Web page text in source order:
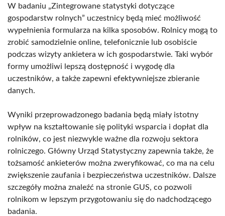
W badaniu „Zintegrowane statystyki dotyczące
gospodarstw rolnych” uczestnicy będą mieć możliwość
wypełnienia formularza na kilka sposobów. Rolnicy mogą to
zrobić samodzielnie online, telefonicznie lub osobiście
podczas wizyty ankietera w ich gospodarstwie. Taki wybór
formy umożliwi lepszą dostępność i wygodę dla
uczestników, a także zapewni efektywniejsze zbieranie
danych.
Wyniki przeprowadzonego badania będą miały istotny
wpływ na kształtowanie się polityki wsparcia i dopłat dla
rolników, co jest niezwykle ważne dla rozwoju sektora
rolniczego. Główny Urząd Statystyczny zapewnia także, że
tożsamość ankieterów można zweryfikować, co ma na celu
zwiększenie zaufania i bezpieczeństwa uczestników. Dalsze
szczegóły można znaleźć na stronie GUS, co pozwoli
rolnikom w lepszym przygotowaniu się do nadchodzącego
badania.